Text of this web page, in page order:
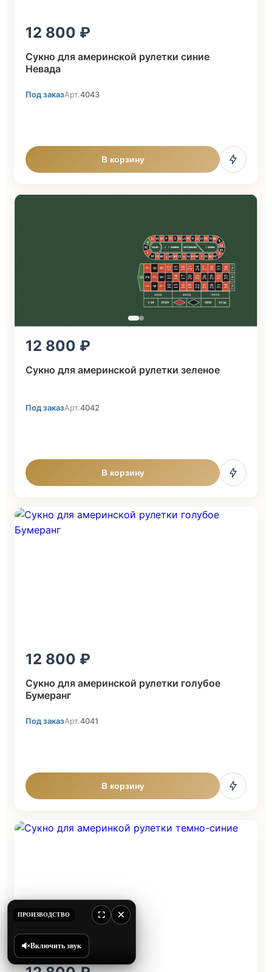
12 800
Сукно для америнской рулетки синие
Невада
Под заказАрт.4043
В корзину
12 800
Сукно для америнской рулетки зеленое
Под заказАрт.4042
В корзину
12 800
Сукно для америнской рулетки голубое
Бумеранг
Под заказАрт.4041
В корзину
ПРОИЗВОДСТВО ×
Включить звук